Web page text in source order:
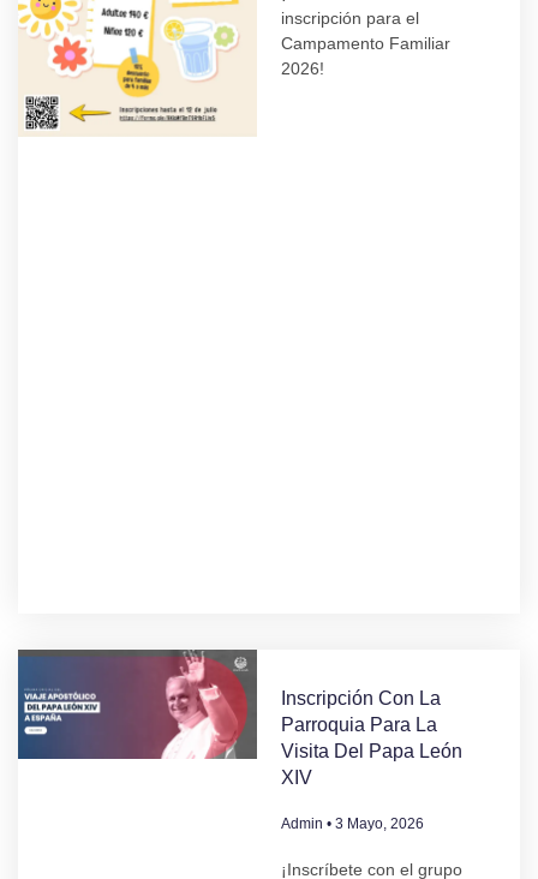
inscripción para el
Campamento Familiar
2026!
Inscripción Con La
Parroquia Para La
Visita Del Papa León
XIV
Admin 3 Mayo, 2026
¡Inscríbete con el grupo